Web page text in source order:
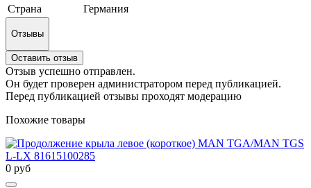
Страна
Германия
Отзывы
Оставить отзыв
Отзыв успешно отправлен.
Он будет проверен администратором перед публикацией.
Перед публикацией отзывы проходят модерацию
Похожие товары
0 руб